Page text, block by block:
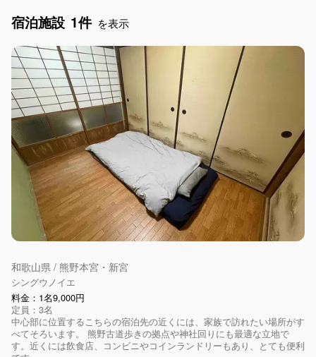
宿泊施設 1件 を表示
和歌山県 / 熊野本宮・新宮
シングウノイエ
料金：1名9,000円
定員：3名
中心部に位置するこちらの宿泊先の近くには、家族で訪れたい場所がす
べてそろいます。 熊野古道歩きの拠点や神社回りにも最適な立地で
す。近くには飲食店、コンビニやコインランドリーもあり、とても便利